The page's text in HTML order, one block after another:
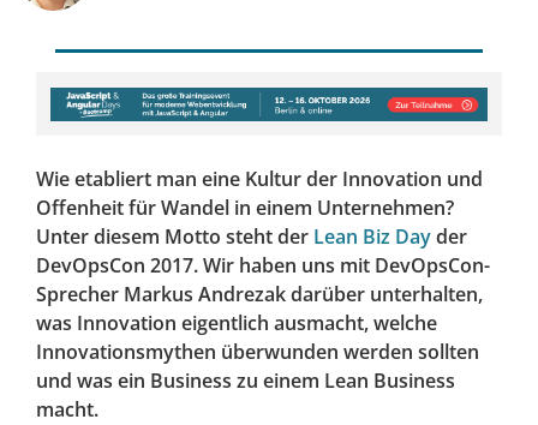
Wie etabliert man eine Kultur der Innovation und
Offenheit für Wandel in einem Unternehmen?
Unter diesem Motto steht der Lean Biz Dayder
DevOpsCon 2017. Wir haben uns mit DevOpsCon-
Sprecher Markus Andrezak darüber unterhalten,
was Innovation eigentlich ausmacht, welche
Innovationsmythen überwunden werden sollten
und was ein Business zu einem Lean Business
macht.